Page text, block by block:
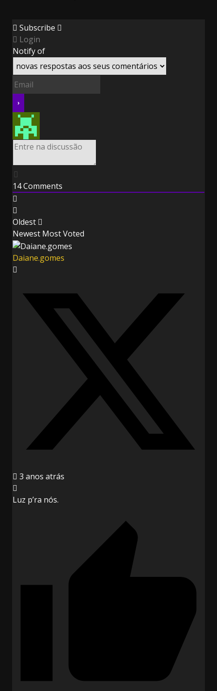
Subscribe
Login
Notify of
14Comments
Oldest
Newest Most Voted
Daiane.gomes
3 anos atrás
Luz p’ra nós.